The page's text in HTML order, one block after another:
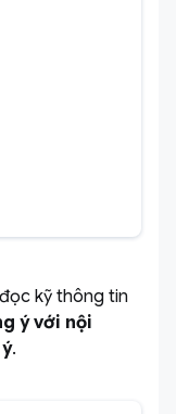
kỹ thông tin
ý với nội
.